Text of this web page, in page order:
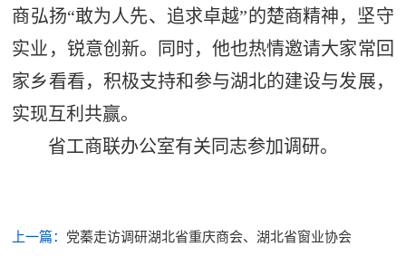
商弘扬“敢为人先、追求卓越”的楚商精神，坚守
实业，锐意创新。同时，他也热情邀请大家常回
家乡看看，积极支持和参与湖北的建设与发展，
实现互利共赢。
省工商联办公室有关同志参加调研。
上一篇： 党蓁走访调研湖北省重庆商会、湖北省窗业协会